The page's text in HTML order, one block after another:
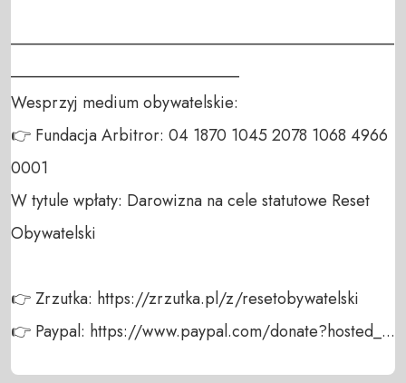
_______________________________________________
____________________________
Wesprzyj medium obywatelskie:
👉 Fundacja Arbitror: 04 1870 1045 2078 1068 4966
0001
W tytule wpłaty: Darowizna na cele statutowe Reset
Obywatelski
👉 Zrzutka: https://zrzutka.pl/z/resetobywatelski
👉 Paypal: https://www.paypal.com/donate?hosted_...